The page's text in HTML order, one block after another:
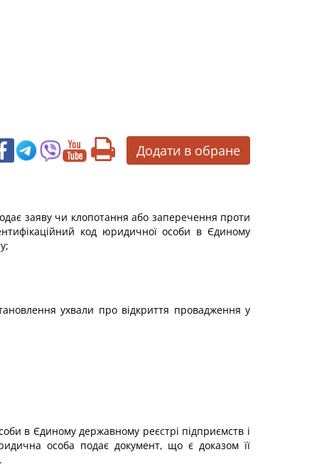
Додати в обране
заяву чи клопотання або заперечення проти
код юридичної особи в Єдиному
ухвали про відкриття провадження у
в Єдиному державному реєстрі підприємств і
особа подає документ, що є доказом її